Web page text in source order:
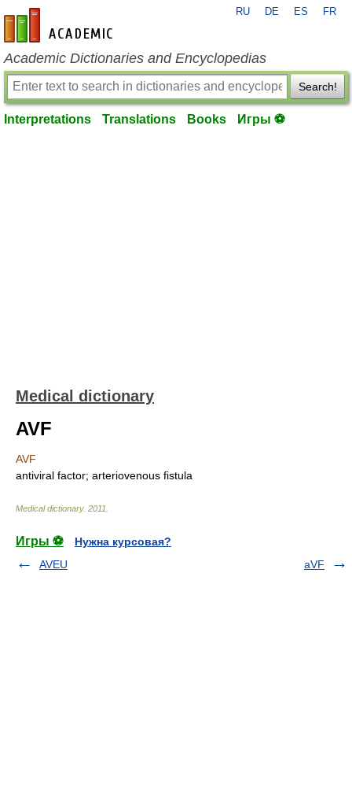
en-academic.com
RU DE ES FR
Academic Dictionaries and Encyclopedias
Search!
Interpretations Translations Books Игры ⚽
Medical dictionary
AVF
AVF
antiviral factor; arteriovenous fistula
Medical dictionary. 2011
Игры ⚽
Нужна курсовая?
AVEU
aVF